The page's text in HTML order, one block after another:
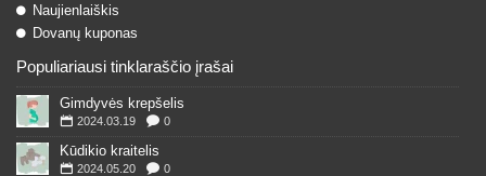
Naujienlaiškis
Dovanų kuponas
Populiariausi tinklaraščio įrašai
Gimdyvės krepšelis
2024.03.19 0
Kūdikio kraitelis
2024.05.20 0